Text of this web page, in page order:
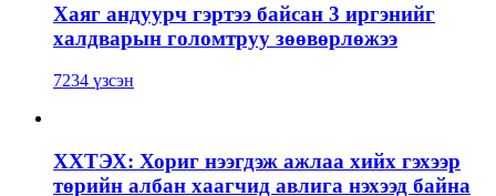
Хаяг андуурч гэртээ байсан 3 иргэнийг
халдварын голомтруу зөөвөрлөжээ
7234 үзсэн
ХХТЭХ: Хориг нээгдэж ажлаа хийх гэхээр
төрийн албан хаагчид авлига нэхээд байна